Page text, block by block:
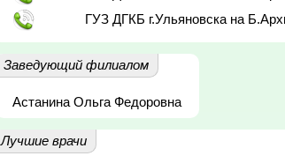
ГУЗ ДГКБ г.Ульяновска на
Заведующий филиалом
Астанина Ольга Федоровна
Лучшие врачи